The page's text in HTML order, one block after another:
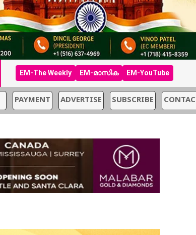
EM-The Weekly EM-മാസിക EM-YouTube
PAYMENT ADVERTISE SUBSCRIBE